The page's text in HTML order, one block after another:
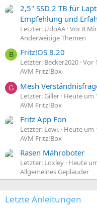
2,5" SSD 2 TB für
Empfehlung und
Letzter: UdoAA Vor 8
Anderweitige Themen
B Fritz!OS 8.20
Letzter: Becker2020 Vor
AVM Fritz!Box
G Mesh
Letzter: Giller Heute um
AVM Fritz!Box
Fritz App Fon
Letzter: Lewi. Heute um
AVM Fritz!Box
Rasen Mähroboter
Letzter: Loxley Heute
Allgemeines Geplauder
Letzte Anleitungen